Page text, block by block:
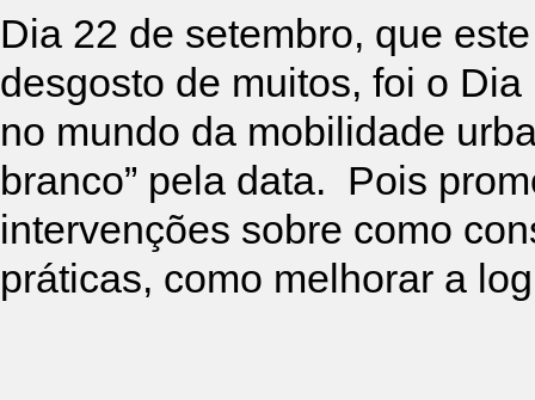
Dia 22 de setembro, que
desgosto de muitos, foi o
no mundo da mobilidade
branco” pela data. Pois
intervenções sobre como
práticas, como melhorar a